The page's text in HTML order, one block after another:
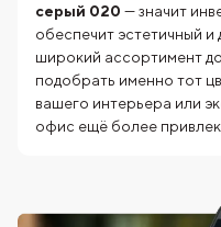
серый 020 — значит
обеспечит эстетичный и
широкий ассортимент
подобрать именно тот
вашего интерьера или
офис ещё более